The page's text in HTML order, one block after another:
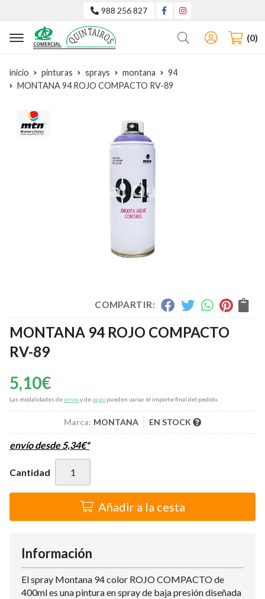
988 256 827
Buscar 0
inicio pinturas sprays montana
94
MONTANA 94 ROJO COMPACTO RV-89
COMPARTIR:
MONTANA 94 ROJO COMPACTO
RV-89
5,10€
Las modalidades de envíoy de pago pueden variar el importe final del pedido.
Marca: MONTANA EN STOCK
envío desde5,34€*
Cantidad
Añadir a la cesta
Información
El spray Montana 94 color ROJO COMPACTO de
400ml es una pintura en spray de baja presión diseñada